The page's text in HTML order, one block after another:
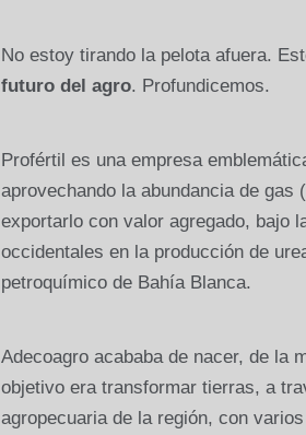
No estoy tirando la pelota afuera.
futuro del agro. Profundicemos.
Profértil es una empresa
aprovechando la abundancia de
exportarlo con valor agregado, bajo
occidentales en la producción de
petroquímico de Bahía Blanca.
Adecoagro acababa de nacer, de la
objetivo era transformar tierras, a
agropecuaria de la región, con